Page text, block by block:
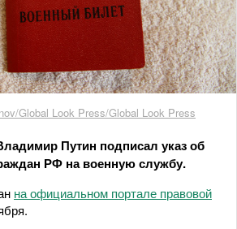
Global Look Press/Global Look Press
Путин подписал указ об
РФ на военную службу.
на официальном портале правовой